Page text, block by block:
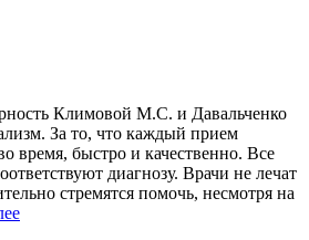
Климовой М.С. и Давальченко
За то, что каждый прием
время, быстро и качественно. Все
диагнозу. Врачи не лечат
стремятся помочь, несмотря на